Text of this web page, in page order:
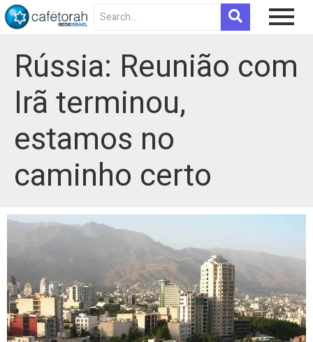
Rússia: Reunião com
Irã terminou,
estamos no
caminho certo